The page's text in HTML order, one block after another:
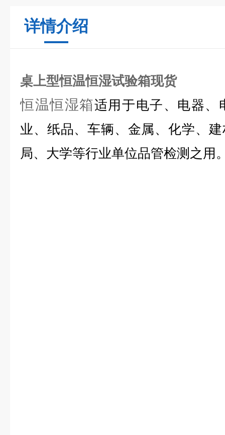
详情介绍
桌上型恒温恒湿试验箱现货
恒温恒湿箱适用于电子、电器、
业、纸品、车辆、金属、化学、
局、大学等行业单位品管检测之用